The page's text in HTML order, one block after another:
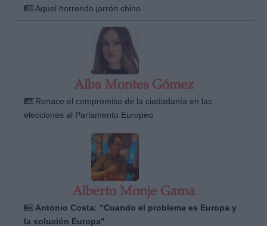
Aquel horrendo jarrón chino
Alba Montes Gómez
Renace el compromiso de la ciudadanía en las
elecciones al Parlamento Europeo
Alberto Monje Gama
Antonio Costa: "Cuando el problema es Europa y
la solución Europa"
link
Información adicional